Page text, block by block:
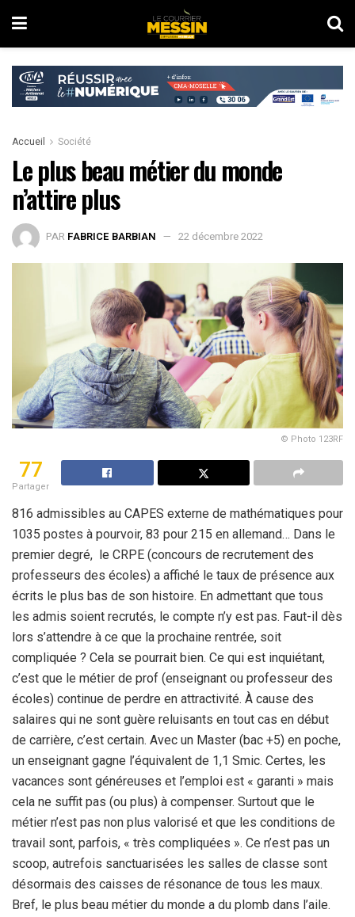
Accueil Société
Le plus beau métier du monde
n’attire plus
PAR FABRICE BARBIAN 22 décembre 2022
© Photo 123RF
77
Partager
816 admissibles au CAPES externe de mathématiques pour
1035 postes à pourvoir, 83 pour 215 en allemand… Dans le
premier degré, le CRPE (concours de recrutement des
professeurs des écoles) a affiché le taux de présence aux
écrits le plus bas de son histoire. En admettant que tous
les admis soient recrutés, le compte n’y est pas. Faut-il dès
lors s’attendre à ce que la prochaine rentrée, soit
compliquée ? Cela se pourrait bien. Ce qui est inquiétant,
c’est que le métier de prof (enseignant ou professeur des
écoles) continue de perdre en attractivité. À cause des
salaires qui ne sont guère reluisants en tout cas en début
de carrière, c’est certain. Avec un Master (bac +5) en poche,
un enseignant gagne l’équivalent de 1,1 Smic. Certes, les
vacances sont généreuses et l’emploi est « garanti » mais
cela ne suffit pas (ou plus) à compenser. Surtout que le
métier n’est pas non plus valorisé et que les conditions de
travail sont, parfois, « très compliquées ». Ce n’est pas un
scoop, autrefois sanctuarisées les salles de classe sont
désormais des caisses de résonance de tous les maux.
Bref, le plus beau métier du monde a du plomb dans l’aile.